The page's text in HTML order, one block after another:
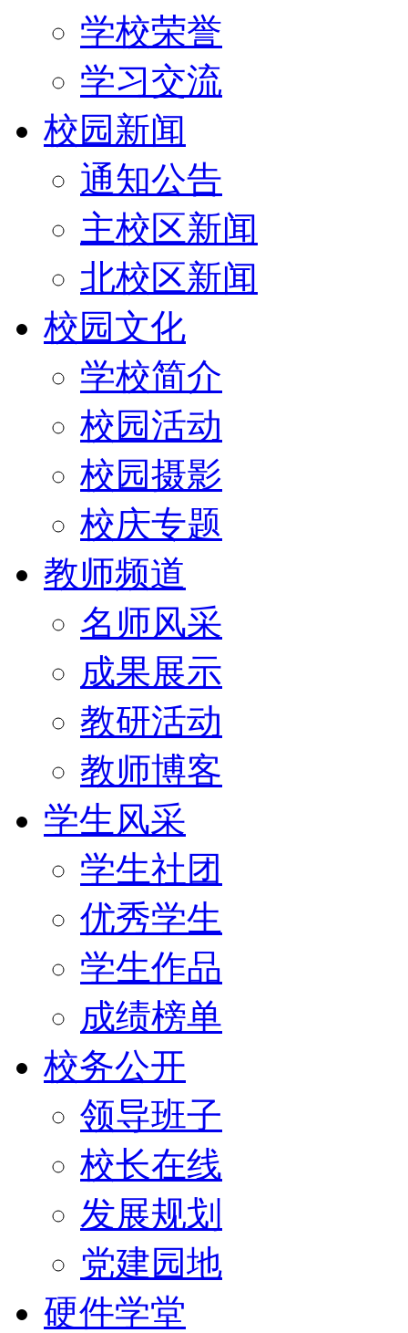
学校荣誉
学习交流
校园新闻
通知公告
主校区新闻
北校区新闻
校园文化
学校简介
校园活动
校园摄影
校庆专题
教师频道
名师风采
成果展示
教研活动
教师博客
学生风采
学生社团
优秀学生
学生作品
成绩榜单
校务公开
领导班子
校长在线
发展规划
党建园地
硬件学堂